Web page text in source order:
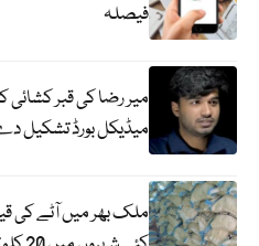
فیصلہ
میر رضا کی قبر کشائی
میڈیکل بورڈ تشکیل
ملک بھر میں آٹے کی